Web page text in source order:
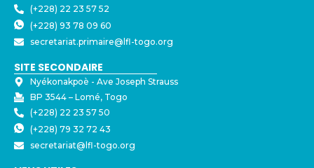
(+228) 22 23 57 52
(+228) 93 78 09 60
secretariat.primaire@lfl-togo.org
SITE SECONDAIRE
Nyékonakpoè - ⁠Ave Joseph Strauss
BP 3544 – Lomé, Togo
(+228) 22 23 57 50
(+228) 79 32 72 43
secretariat@lfl-togo.org